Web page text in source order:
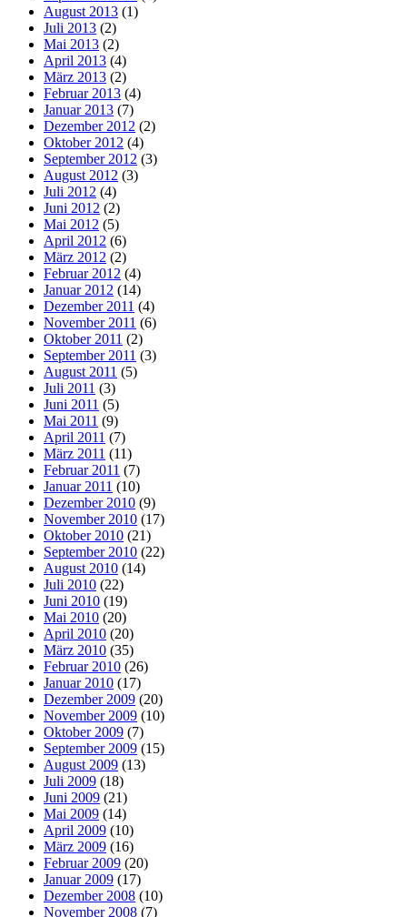
August 2013 (1)
Juli 2013 (2)
Mai 2013 (2)
April 2013 (4)
März 2013 (2)
Februar 2013 (4)
Januar 2013 (7)
Dezember 2012 (2)
Oktober 2012 (4)
September 2012 (3)
August 2012 (3)
Juli 2012 (4)
Juni 2012 (2)
Mai 2012 (5)
April 2012 (6)
März 2012 (2)
Februar 2012 (4)
Januar 2012 (14)
Dezember 2011 (4)
November 2011 (6)
Oktober 2011 (2)
September 2011 (3)
August 2011 (5)
Juli 2011 (3)
Juni 2011 (5)
Mai 2011 (9)
April 2011 (7)
März 2011 (11)
Februar 2011 (7)
Januar 2011 (10)
Dezember 2010 (9)
November 2010 (17)
Oktober 2010 (21)
September 2010 (22)
August 2010 (14)
Juli 2010 (22)
Juni 2010 (19)
Mai 2010 (20)
April 2010 (20)
März 2010 (35)
Februar 2010 (26)
Januar 2010 (17)
Dezember 2009 (20)
November 2009 (10)
Oktober 2009 (7)
September 2009 (15)
August 2009 (13)
Juli 2009 (18)
Juni 2009 (21)
Mai 2009 (14)
April 2009 (10)
März 2009 (16)
Februar 2009 (20)
Januar 2009 (17)
Dezember 2008 (10)
November 2008 (7)